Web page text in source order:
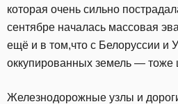
которая очень сильно
сентябре началась массовая
ещё и в том,что с Белоруссии и
оккупированных земель — тоже
Железнодорожные узлы и